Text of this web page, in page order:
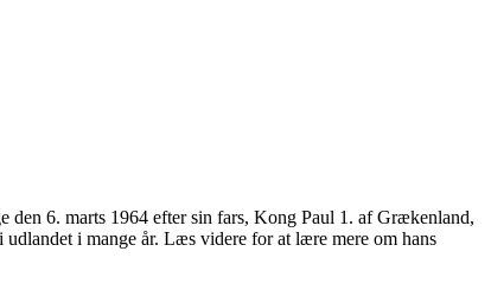
6. marts 1964 efter sin fars, Kong Paul 1. af Grækenland,
i mange år. Læs videre for at lære mere om hans